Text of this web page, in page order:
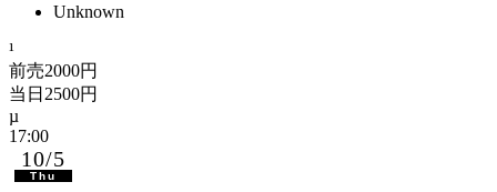
Unknown
前売2000円
当日2500円
17:00
10/5
Thu